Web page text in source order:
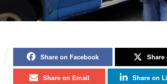
Share on Facebook Share
Share on Email Share on